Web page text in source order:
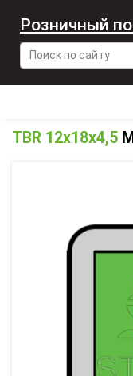
Розничный
TBR 12x18x4,5